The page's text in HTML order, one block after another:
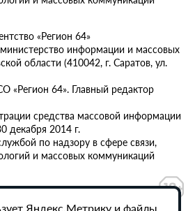
«Регион 64»
информации и массовых
области (410042, г. Саратов, ул.
64». Главный редактор
средства массовой информации
2014 г.
по надзору в сфере связи,
и массовых коммуникаций
персональных данных